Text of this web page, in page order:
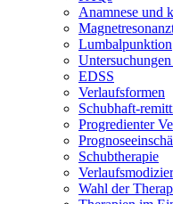
Anamnese und
Lumbalpunktion
EDSS
Verlaufsformen
Schubhaft-
Progredienter
Schubtherapie
Wahl der